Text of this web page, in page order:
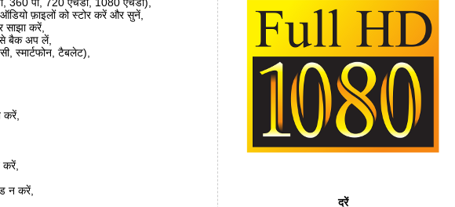
फ़ाइलों को स्टोर करें और सुनें,
साझा करें,
से बैक अप लें,
स्मार्टफोन, टैबलेट),
करें,
करें,
न करें,
दरें